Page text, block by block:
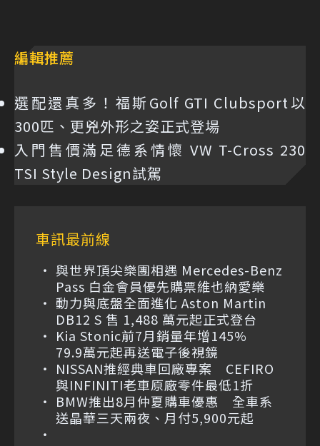
編輯推薦
選配還真多！福斯Golf GTI Clubsport以
300匹、更兇外形之姿正式登場
入門售價滿足德系情懷 VW T-Cross 230
TSI Style Design試駕
車訊最前線
與世界頂尖樂團相遇 Mercedes-Benz
Pass 白金會員優先購票維也納愛樂
動力與底盤全面進化 Aston Martin
DB12 S 售 1,488 萬元起正式登台
Kia Stonic前7月銷量年增145%
79.9萬元起再送電子後視鏡
NISSAN推經典車回廠專案 CEFIRO
與INFINITI老車原廠零件最低1折
BMW推出8月仲夏購車優惠 全車系
送晶華三天兩夜、月付5,900元起